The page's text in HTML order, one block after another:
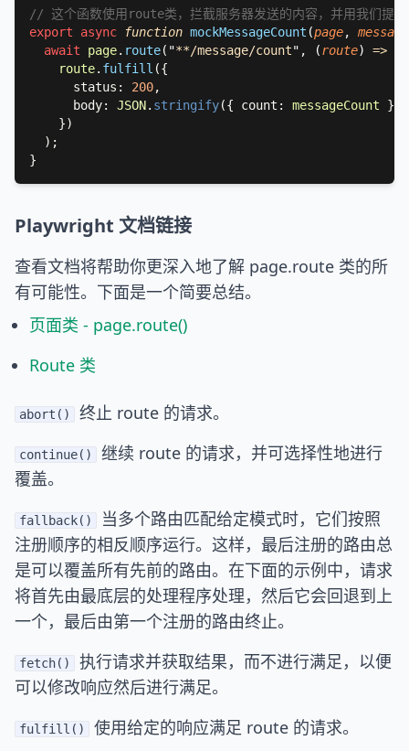
export async function mockMessageCount (page,
await page. route( "**/message/count" , (route)
route. fulfill
      status:
200
      body:
JSON. stringify({ count: messageCount
Playwright 文档链接
查看文档将帮助你更深入地了解 page.route 类的所
有可能性。下面是一个简要总结。
页面类 - page.route()
Route 类
abort() 终止 route 的请求。
continue()
继续 route 的请求，并可选择性地进行
覆盖。
fallback()
当多个路由匹配给定模式时，它们按照
注册顺序的相反顺序运行。这样，最后注册的路由总
是可以覆盖所有先前的路由。在下面的示例中，请求
将首先由最底层的处理程序处理，然后它会回退到上
一个，最后由第一个注册的路由终止。
fetch()
执行请求并获取结果，而不进行满足，以便
可以修改响应然后进行满足。
fulfill() 使用给定的响应满足 route 的请求。